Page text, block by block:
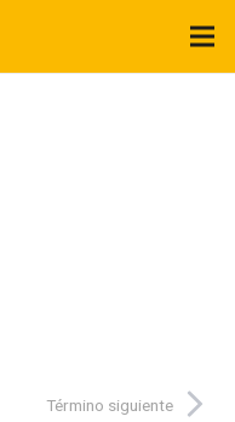
Término siguiente